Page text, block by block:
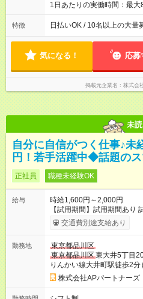
1日あたりの実働時間：最
１９時００分 ・１１時００
２１時００分
特徴 日払いOK / 10名以上の大量
気になる！ 応募
掲載元企業名 株式会
未読
自分に自信がつく仕事♪未
円！若手活躍中◆話題の
正社員 職種未経験OK
給与
時給1,600円～2,000円
【試用期間】試用期間あり
と給与に、本採用時と異な
用時と同じです。 給与：時
交通費別途支給あり
勤務地
東京都品川区
東京都品川区東大井5丁目
りんかい線大井町駅徒歩2分）
株式会社APパートナーズ